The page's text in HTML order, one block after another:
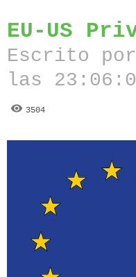
EU-US
Escrito
las
3504